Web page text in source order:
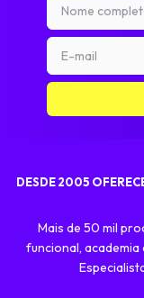
DESDE 2005
Mais de 50 mil
funcional,